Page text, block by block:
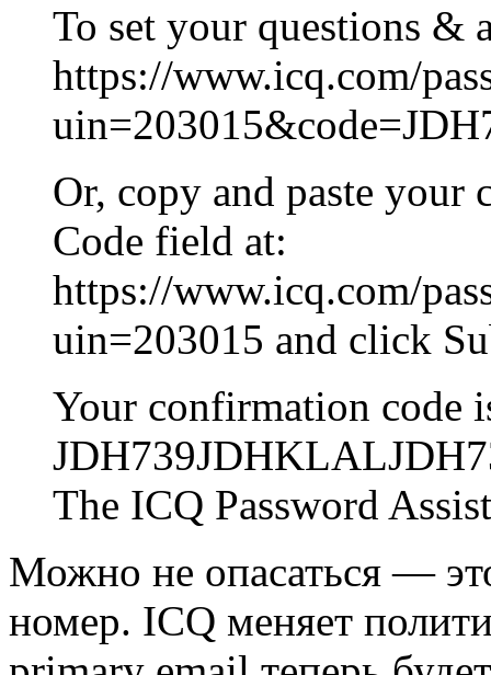
To set your questions &
https://www.icq.com/
Or, copy and paste
Code field at:
https://www.icq.com/
uin=203015 and click
Your confirmation code
The ICQ Password
Можно не опасаться —
номер. ICQ меняет